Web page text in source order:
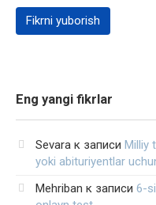
Eng yangi fikrlar
Sevara к записи Milliy
yoki abituriyentlar
Mehriban к записи 6-